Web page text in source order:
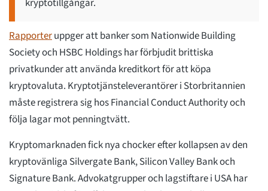
kryptotillgångar.
Rapporteruppger att banker som Nationwide Building
Society och HSBC Holdings har förbjudit brittiska
privatkunder att använda kreditkort för att köpa
kryptovaluta. Kryptotjänsteleverantörer i Storbritannien
måste registrera sig hos Financial Conduct Authority och
följa lagar mot penningtvätt.
Kryptomarknaden fick nya chocker efter kollapsen av den
kryptovänliga Silvergate Bank, Silicon Valley Bank och
Signature Bank. Advokatgrupper och lagstiftare i USA har